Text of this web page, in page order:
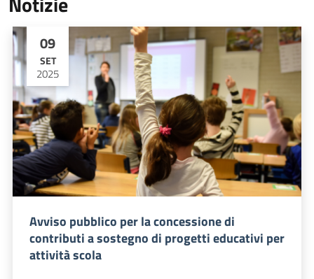
09
SET
2025
Avviso pubblico per la concessione di
contributi a sostegno di progetti educativi per
attività scola